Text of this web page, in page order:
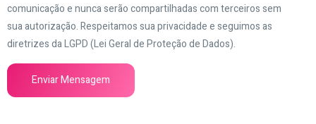
comunicação e nunca serão compartilhadas com terceiros sem
sua autorização. Respeitamos sua privacidade e seguimos as
diretrizes da LGPD (Lei Geral de Proteção de Dados).
Enviar Mensagem